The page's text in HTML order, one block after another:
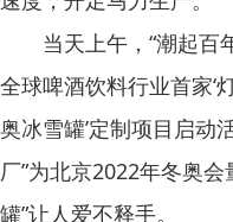
当天上午，“潮起百
全球啤酒饮料行业首家‘
奥冰雪罐’定制项目启动
厂”为北京2022年冬奥
罐”让人爱不释手。